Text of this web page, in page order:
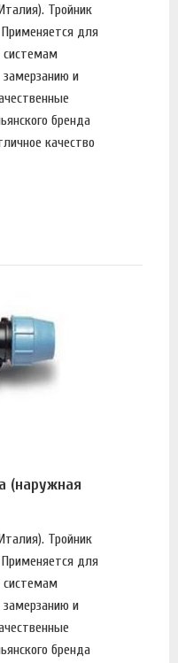
Тройник
для
и
бренда
качество
(наружная
Тройник
для
и
бренда